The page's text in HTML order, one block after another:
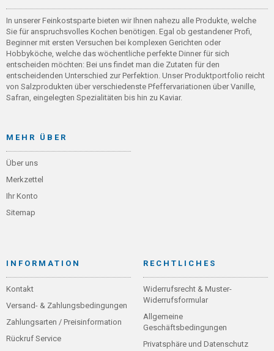
In unserer Feinkostsparte bieten wir Ihnen nahezu alle Produkte, welche
Sie für anspruchsvolles Kochen benötigen. Egal ob gestandener Profi,
Beginner mit ersten Versuchen bei komplexen Gerichten oder
Hobbyköche, welche das wöchentliche perfekte Dinner für sich
entscheiden möchten: Bei uns findet man die Zutaten für den
entscheidenden Unterschied zur Perfektion. Unser Produktportfolio reicht
von Salzprodukten über verschiedenste Pfeffervariationen über Vanille,
Safran, eingelegten Spezialitäten bis hin zu Kaviar.
MEHR ÜBER
Über uns
Merkzettel
Ihr Konto
Sitemap
INFORMATION
Kontakt
Versand- & Zahlungsbedingungen
Zahlungsarten / Preisinformation
Rückruf Service
RECHTLICHES
Widerrufsrecht & Muster-
Widerrufsformular
Allgemeine
Geschäftsbedingungen
Privatsphäre und Datenschutz